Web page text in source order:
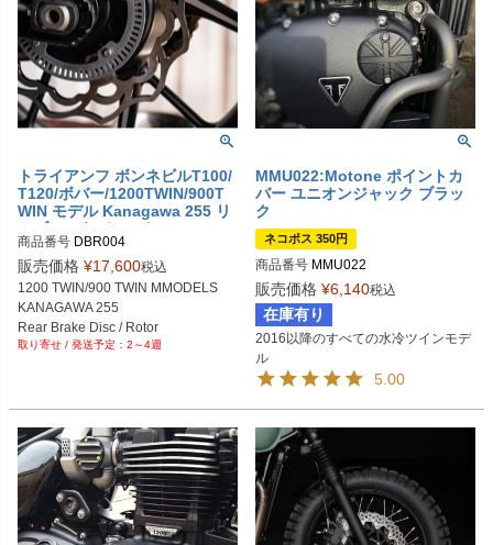
トライアンフ ボンネビルT100/
T120/ボバー/1200TWIN/900T
WIN モデル Kanagawa 255 リ
アブレーキディスク Motone
商品番号 DBR004
販売価格 ¥17,600税込
1200 TWIN/900 TWIN MMODELS
KANAGAWA 255
Rear Brake Disc / Rotor
2～4週
MMU022:Motone ポイントカ
バー ユニオンジャック ブラッ
ク
ネコポス 350円
商品番号 MMU022
販売価格 ¥6,140税込
在庫有り
2016以降のすべての水冷ツインモデ
ル
5.00